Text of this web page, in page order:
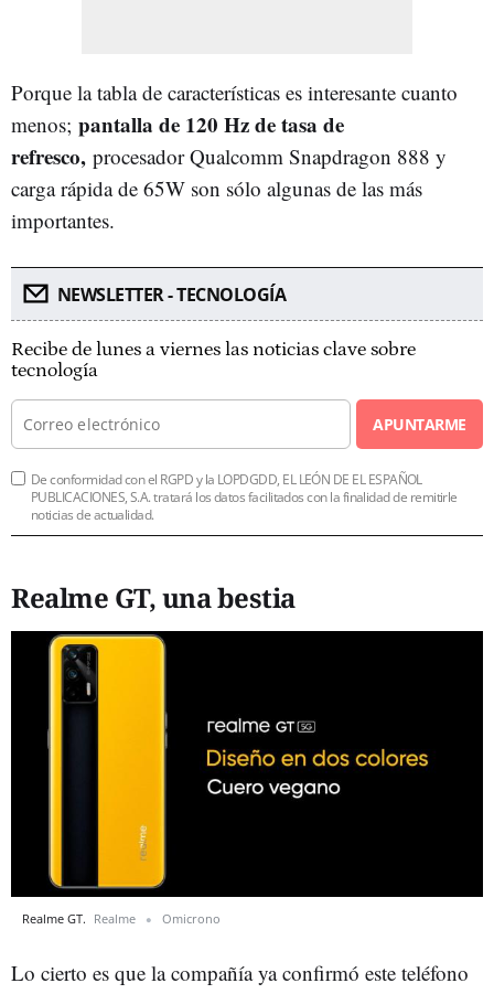
Porque la tabla de características es interesante cuanto
menos; pantalla de 120 Hz de tasa de
refresco, procesador Qualcomm Snapdragon 888 y
carga rápida de 65W son sólo algunas de las más
importantes.
NEWSLETTER - TECNOLOGÍA
Recibe de lunes a viernes las noticias clave sobre
tecnología
APUNTARME
De conformidad con el RGPD y la LOPDGDD, EL LEÓN DE EL ESPAÑOL
PUBLICACIONES, S.A. tratará los datos facilitados con la finalidad de remitirle
noticias de actualidad.
Realme GT, una bestia
Realme GT. Realme Omicrono
Lo cierto es que la compañía ya confirmó este teléfono